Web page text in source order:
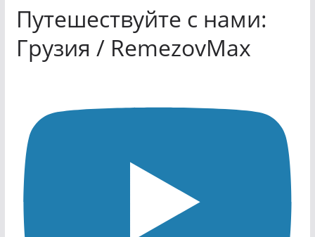
Путешествуйте с нами:
Грузия / RemezovMax